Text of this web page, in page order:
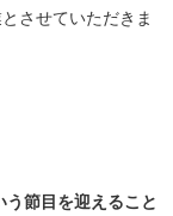
させていただきま
節目を迎えること